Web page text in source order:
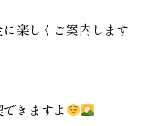
楽しくご案内します
きますよ